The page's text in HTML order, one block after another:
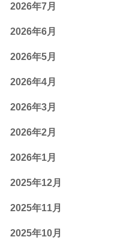
2026年7月
2026年6月
2026年5月
2026年4月
2026年3月
2026年2月
2026年1月
2025年12月
2025年11月
2025年10月